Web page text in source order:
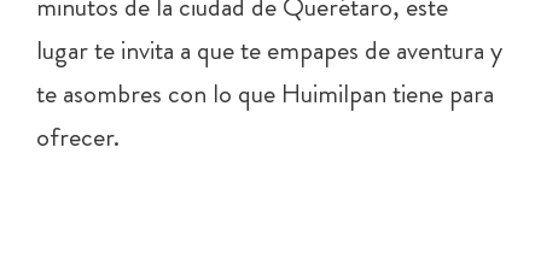
lugar te invita a que te empapes de aventura y
te asombres con lo que Huimilpan tiene para
ofrecer.